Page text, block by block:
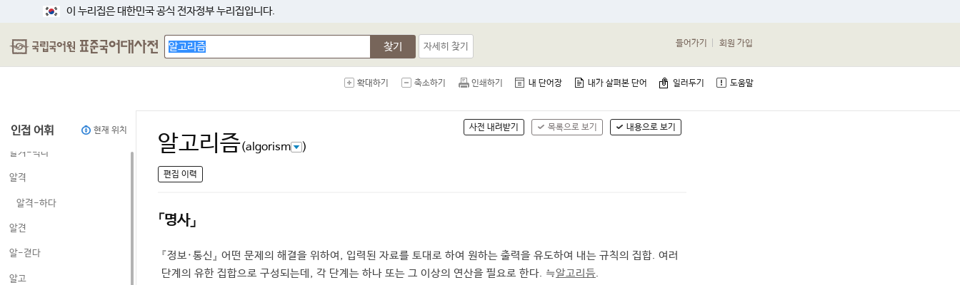
이 누리집은 대한민국 공식 전자정부 누리집입니다.
찾기 자세히 찾기 들어가기 회원 가입
확대하기 축소하기 인쇄하기 내 단어장 내가 살펴본 단어 일러두기 도움말
인접 어휘 현재 위치
알-거지
알겨-내다
알겨-먹다
알격
알격-하다
알견
알-겯다
알고
사전 내려받기 목록으로 보기 내용으로 보기
알고리즘(algorism )
편집 이력
「명사」
『정보·통신』 어떤 문제의 해결을 위하여, 입력된 자료를 토대로 하여 원하는 출력을 유도하여 내는 규칙의 집합. 여러
단계의 유한 집합으로 구성되는데, 각 단계는 하나 또는 그 이상의 연산을 필요로 한다. ≒알고리듬.